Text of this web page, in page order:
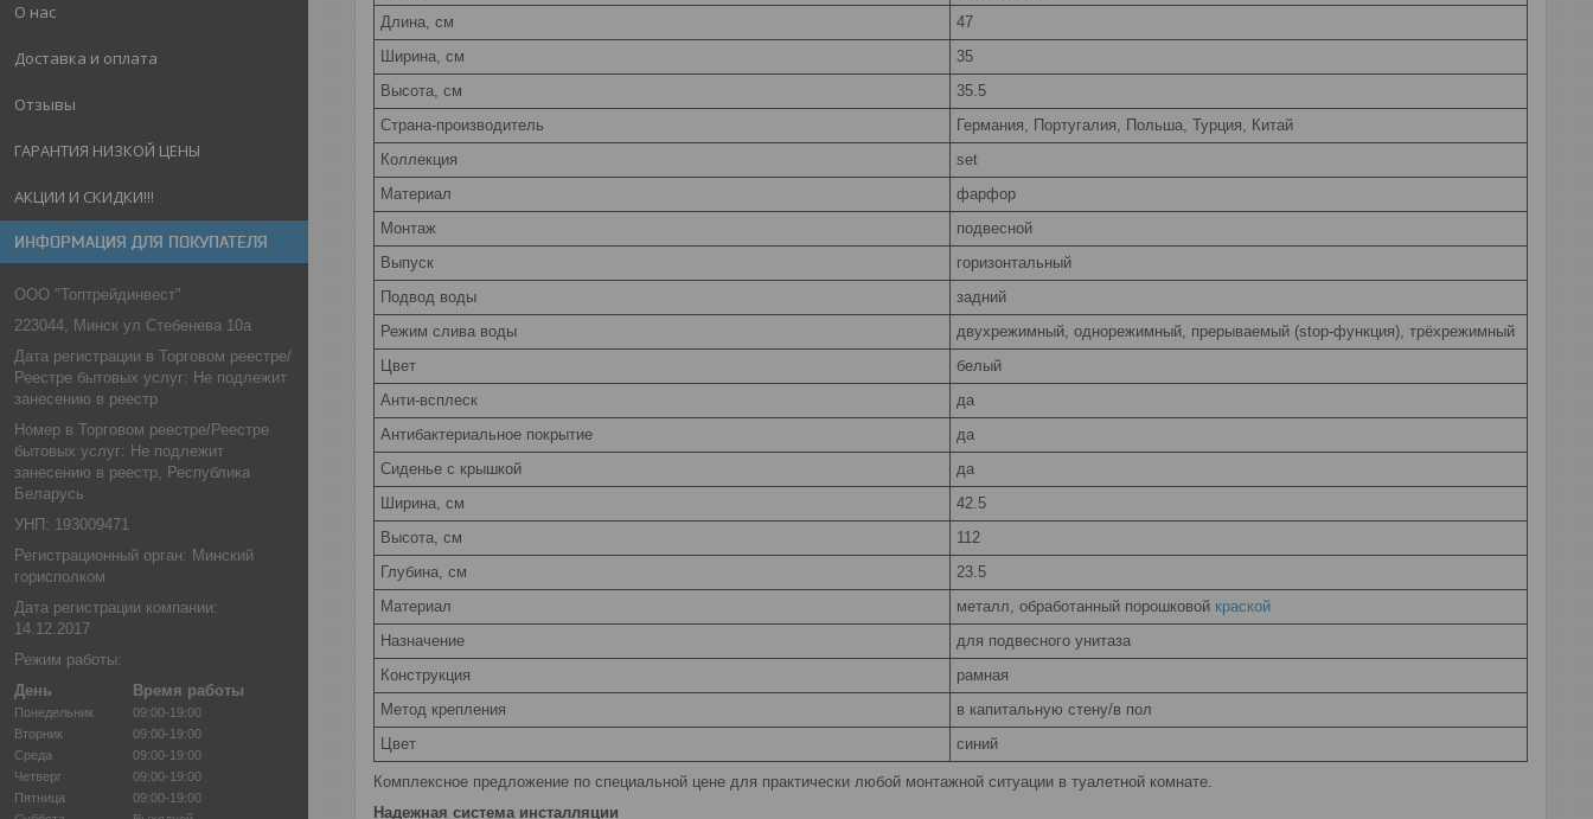
О нас
Доставка и оплата
Отзывы
ГАРАНТИЯ НИЗКОЙ ЦЕНЫ
АКЦИИ И СКИДКИ!!!
ИНФОРМАЦИЯ ДЛЯ ПОКУПАТЕЛЯ
ООО "Топтрейдинвест"
223044, Минск ул Стебенева 10а
Дата регистрации в Торговом реестре/
Реестре бытовых услуг: Не подлежит
занесению в реестр
Номер в Торговом реестре/Реестре
бытовых услуг: Не подлежит
занесению в реестр, Республика
Беларусь
УНП: 193009471
Регистрационный орган: Минский
горисполком
Дата регистрации компании:
14.12.2017
Режим работы:
День
Время работы
Понедельник
09:00-19:00
Вторник
09:00-19:00
Среда
09:00-19:00
Четверг
09:00-19:00
Пятница
09:00-19:00
Длина, см
47
Ширина, см
35
Высота, см
35.5
Страна-производитель
Германия, Португалия, Польша, Турция, Китай
Коллекция
set
Материал
фарфор
Монтаж
подвесной
Выпуск
горизонтальный
Подвод воды
задний
Режим слива воды
двухрежимный, однорежимный, прерываемый (stop-функция), трёхрежимный
Цвет
белый
Анти-всплеск
да
Антибактериальное покрытие
да
Сиденье c крышкой
да
Ширина, см
42.5
Высота, см
112
Глубина, см
23.5
Материал
металл, обработанный порошковой краской
Назначение
для подвесного унитаза
Конструкция
рамная
Метод крепления
в капитальную стену/в пол
Цвет
синий
Комплексное предложение по специальной цене для практически любой монтажной ситуации в туалетной комнате.
Надежная система инсталляции